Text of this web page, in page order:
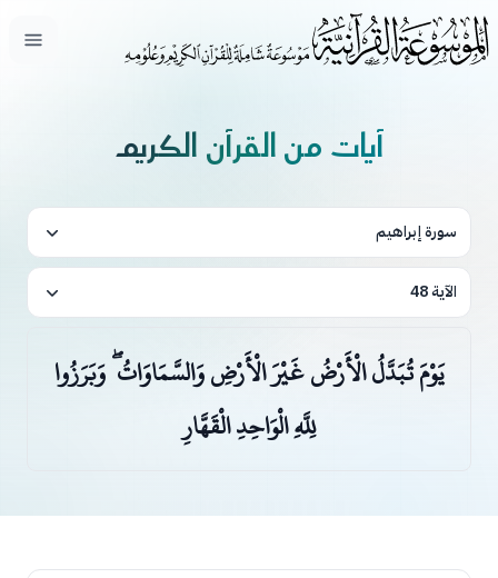
فتح
آيات من القرآن الكريم
سورة إبراهيم
الآية 48
يَوْمَ تُبَدَّلُ الْأَرْضُ غَيْرَ الْأَرْضِ وَالسَّمَاوَاتُ ۖ وَبَرَزُوا
لِلَّهِ الْوَاحِدِ الْقَهَّارِ